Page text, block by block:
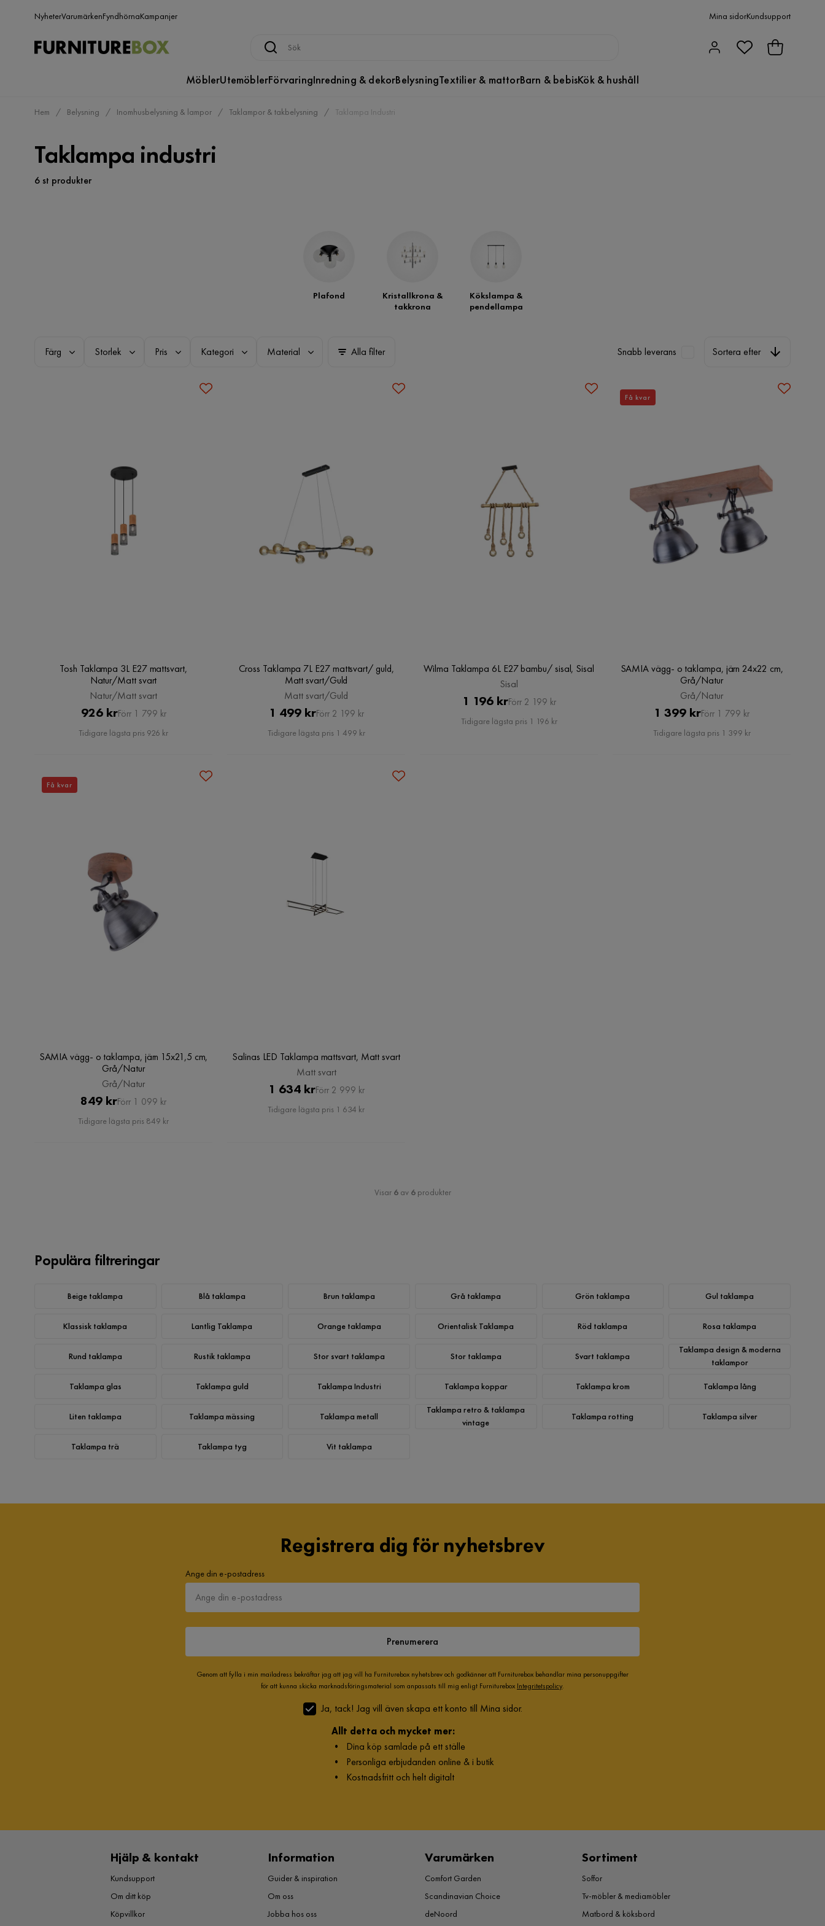
NyheterVarumärkenFyndhörnaKampanjer Mina sidorKundsupport
MöblerUtemöblerFörvaringInredning & dekorBelysningTextilier & mattorBarn & bebisKök & hushåll
Hem Belysning Inomhusbelysning & lampor Taklampor & takbelysning Taklampa Industri
Taklampa industri
6 st produkter
Plafond
Kristallkrona &
takkrona
Kökslampa &
pendellampa
Färg Storlek Pris Kategori Material Alla filter Snabb leverans Sortera efter
Tosh Taklampa 3L E27 mattsvart,
Natur/Matt svart
Natur/Matt svart
Pris
926 kr Original
Pris
Förr 1 799 kr
Tidigare lägsta pris 926 kr
Cross Taklampa 7L E27 mattsvart/ guld,
Matt svart/Guld
Matt svart/Guld
Pris
1 499 krOriginal
Pris
Förr 2 199 kr
Tidigare lägsta pris 1 499 kr
Wilma Taklampa 6L E27 bambu/ sisal, Sisal
Sisal
Pris
1 196 krOriginal
Pris
Förr 2 199 kr
Tidigare lägsta pris 1 196 kr
SAMIA vägg- o taklampa, järn 24x22 cm,
Grå/Natur
Grå/Natur
Pris
1 399 krOriginal
Pris
Förr 1 799 kr
Tidigare lägsta pris 1 399 kr
Få kvar
SAMIA vägg- o taklampa, järn 15x21,5 cm,
Grå/Natur
Grå/Natur
Pris
849 kr Original
Pris
Förr 1 099 kr
Tidigare lägsta pris 849 kr
Få kvar
Salinas LED Taklampa mattsvart, Matt svart
Matt svart
Pris
1 634 krOriginal
Pris
Förr 2 999 kr
Tidigare lägsta pris 1 634 kr
Visar 6av 6produkter
Populära filtreringar
Beige taklampa Blå taklampa Brun taklampa Grå taklampa Grön taklampa Gul taklampa
Klassisk taklampa Lantlig Taklampa Orange taklampa Orientalisk Taklampa Röd taklampa Rosa taklampa
Rund taklampa Rustik taklampa Stor svart taklampa Stor taklampa Svart taklampa
Taklampa design & moderna
taklampor
Taklampa glas Taklampa guld Taklampa Industri Taklampa koppar Taklampa krom Taklampa lång
Liten taklampa Taklampa mässing Taklampa metall
Taklampa retro & taklampa
vintage
Taklampa rotting Taklampa silver
Taklampa trä Taklampa tyg Vit taklampa
Registrera dig för nyhetsbrev
Ange din e-postadress
Prenumerera
Genom att fylla i min mailadress bekräftar jag att jag vill ha Furniturebox nyhetsbrev och godkänner att Furniturebox behandlar mina personuppgifter
för att kunna skicka marknadsföringsmaterial som anpassats till mig enligt Furniturebox Integritetspolicy.
Ja, tack! Jag vill även skapa ett konto till Mina sidor.
Allt detta och mycket mer:
• Dina köp samlade på ett ställe
• Personliga erbjudanden online & i butik
• Kostnadsfritt och helt digitalt
Hjälp & kontakt
Kundsupport
Om ditt köp
Köpvillkor
Information
Guider & inspiration
Om oss
Jobba hos oss
Varumärken
Comfort Garden
Scandinavian Choice
deNoord
Sortiment
Soffor
Tv-möbler & mediamöbler
Matbord & köksbord